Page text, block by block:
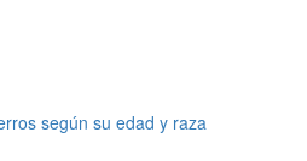
según su edad y raza